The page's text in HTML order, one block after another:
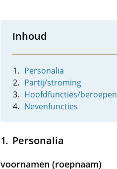
Inhoud
Personalia
Partij/stroming
Hoofdfuncties/beroepen
Nevenfuncties
Personalia
voornamen (roepnaam)